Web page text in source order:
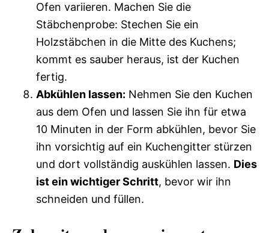
Ofen variieren. Machen Sie die
Stäbchenprobe: Stechen Sie ein
Holzstäbchen in die Mitte des Kuchens;
kommt es sauber heraus, ist der Kuchen
fertig.
Abkühlen lassen: Nehmen Sie den Kuchen
aus dem Ofen und lassen Sie ihn für etwa
10 Minuten in der Form abkühlen, bevor Sie
ihn vorsichtig auf ein Kuchengitter stürzen
und dort vollständig auskühlen lassen. Dies
ist ein wichtiger Schritt, bevor wir ihn
schneiden und füllen.